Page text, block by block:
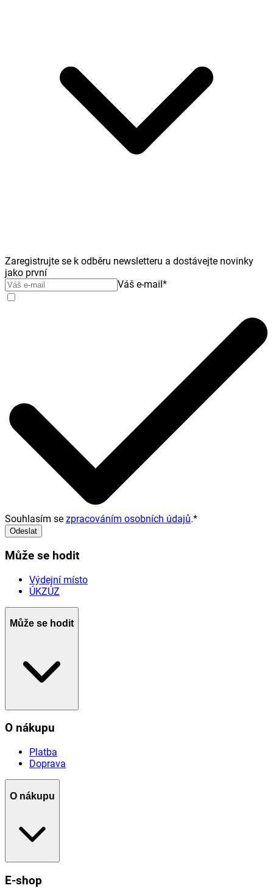
Zaregistrujte se k odběru newsletteru a dostávejte novinky
jako první
Váš e-mail*
Souhlasím se zpracováním osobních údajů.*
Odeslat
Může se hodit
Výdejní místo
ÚKZÚZ
Může se hodit
O nákupu
Platba
Doprava
O nákupu
E-shop